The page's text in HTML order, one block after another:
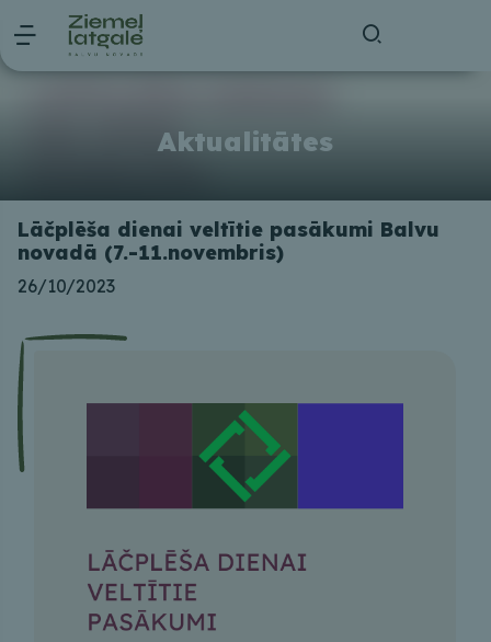
Aktualitātes
Lāčplēša dienai veltītie pasākumi Balvu
novadā (7.-11.novembris)
26/10/2023